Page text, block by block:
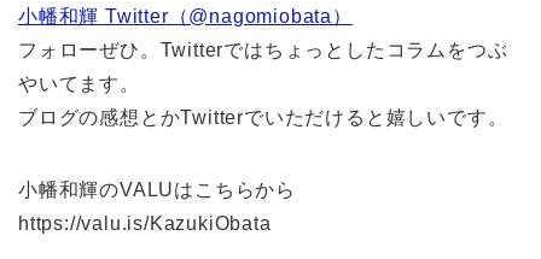
小幡和輝 Twitter（@nagomiobata）
フォローぜひ。Twitterではちょっとしたコラムをつぶ
やいてます。
ブログの感想とかTwitterでいただけると嬉しいです。
小幡和輝のVALUはこちらから
https://valu.is/KazukiObata